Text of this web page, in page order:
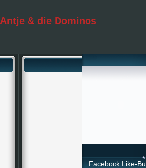
Antje & die Dominos
Facebook Like-